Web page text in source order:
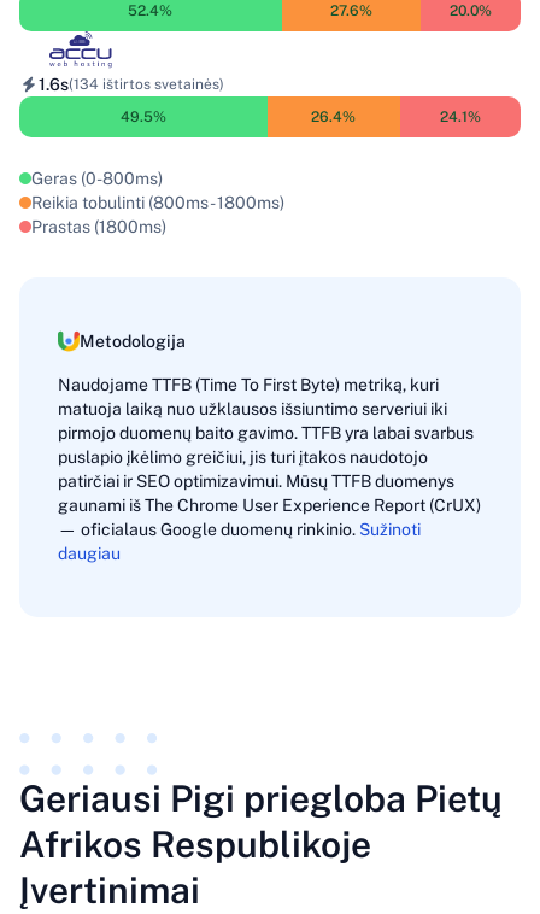
52.4%
27.6% 20.0%
1.6s(134 ištirtos svetainės)
49.5%
26.4% 24.1%
Geras (0-800ms)
Reikia tobulinti (800ms - 1800ms)
Prastas (1800ms)
Metodologija
Naudojame TTFB (Time To First Byte) metriką, kuri
matuoja laiką nuo užklausos išsiuntimo serveriui iki
pirmojo duomenų baito gavimo. TTFB yra labai svarbus
puslapio įkėlimo greičiui, jis turi įtakos naudotojo
patirčiai ir SEO optimizavimui. Mūsų TTFB duomenys
gaunami iš The Chrome User Experience Report (CrUX)
— oficialaus Google duomenų rinkinio. Sužinoti
daugiau
Geriausi Pigi priegloba Pietų
Afrikos Respublikoje
Įvertinimai